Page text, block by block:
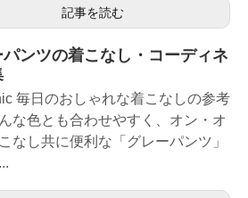
記事を読む
パンツの着こなし・コーディネ
毎日のおしゃれな着こなしの参考
な色とも合わせやすく、オン・オ
なし共に便利な「グレーパンツ」